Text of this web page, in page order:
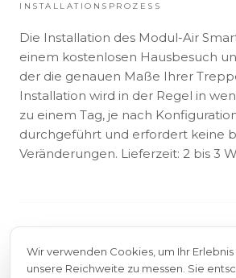
INSTALLATIONSPROZESS
Die Installation des Modul-Air
einem kostenlosen Hausbesuch
der die genauen Maße Ihrer
Installation wird in der Regel in
zu einem Tag, je nach
durchgeführt und erfordert keine
Veränderungen. Lieferzeit: 2 bis 3
FINANZIERUNG &
Wir verwenden Cookies, um Ihr
unsere Reichweite zu messen. Sie